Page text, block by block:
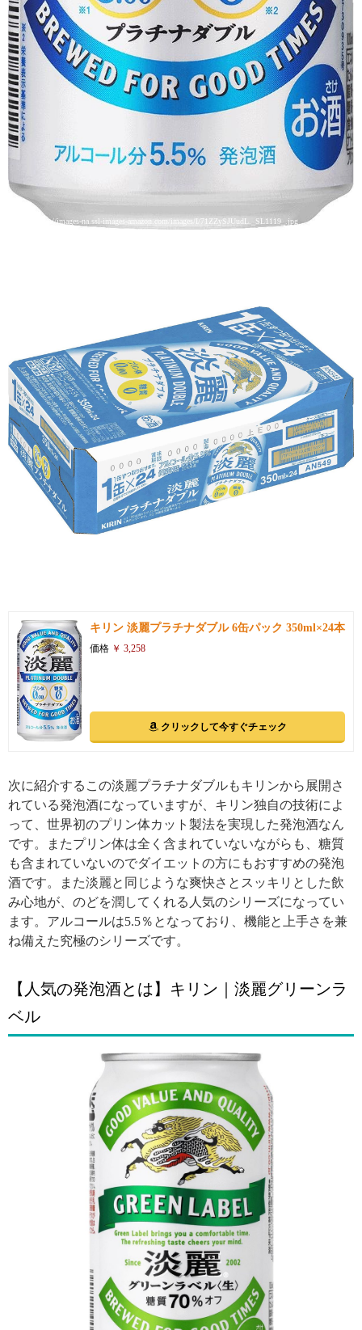
引用: https://images-na.ssl-images-amazon.com/images/I/71ZZySJUudL._SL1119_.jpg
キリン 淡麗プラチナダブル 6缶パック 350ml×24本
価格 ￥ 3,258
クリックして今すぐチェック
次に紹介するこの淡麗プラチナダブルもキリンから展開さ
れている発泡酒になっていますが、キリン独自の技術によ
って、世界初のプリン体カット製法を実現した発泡酒なん
です。またプリン体は全く含まれていないながらも、糖質
も含まれていないのでダイエットの方にもおすすめの発泡
酒です。また淡麗と同じような爽快さとスッキリとした飲
み心地が、のどを潤してくれる人気のシリーズになってい
ます。アルコールは5.5％となっており、機能と上手さを兼
ね備えた究極のシリーズです。
【人気の発泡酒とは】キリン｜淡麗グリーンラ
ベル